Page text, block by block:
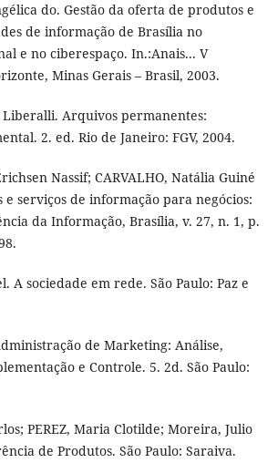
do. Gestão da oferta de produtos e
de informação de Brasília no
e no ciberespaço. In.:Anais... V
Minas Gerais – Brasil, 2003.
Liberalli. Arquivos permanentes:
2. ed. Rio de Janeiro: FGV, 2004.
Nassif; CARVALHO, Natália Guiné
e serviços de informação para negócios:
da Informação, Brasília, v. 27, n. 1, p.
A sociedade em rede. São Paulo: Paz e
de Marketing: Análise,
e Controle. 5. 2d. São Paulo:
PEREZ, Maria Clotilde; Moreira, Julio
de Produtos. São Paulo: Saraiva.